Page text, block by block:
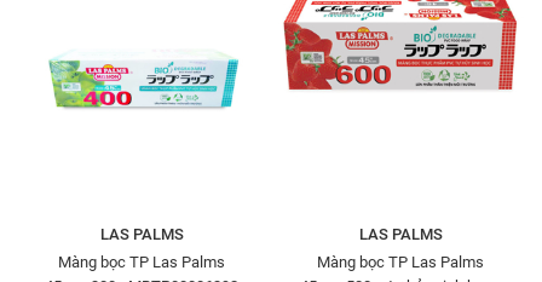
LAS PALMS
Màng bọc TP Las Palms
LAS PALMS
Màng bọc TP Las Palms